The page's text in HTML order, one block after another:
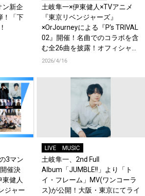
ン新企
！「下
土岐隼一×伊東健人×TVアニメ
『東京リベンジャーズ』
×OrJourneyによる『P’s TRIVAL
02』開催！名曲でのコラボを含
む全26曲を披露！オフィシャル
レポート到着！
2026/4/16
3マン
催決
健人
ジャー
LIVE MUSIC
土岐隼一、2nd Full
Album「JUMBLE!!」より「ト
イ・フレーム」MV(ワンコーラ
ス)が公開！大阪・東京にてライ